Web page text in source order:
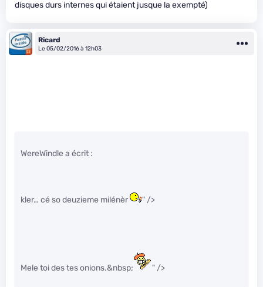
disques durs internes qui étaient jusque la exempté)
Ricard
Le 05/02/2016 à 12h03
WereWindle a écrit :
kler… cé so deuzieme milénèr " />
Mele toi des tes onions.&nbsp; " />